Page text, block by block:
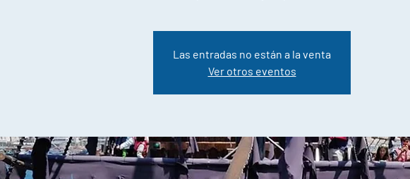
Las entradas no están a la venta
Ver otros eventos